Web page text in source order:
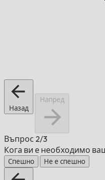
Назад
Напред
Въпрос 2/3
Кога ви е необходимо
Спешно Не е спешно